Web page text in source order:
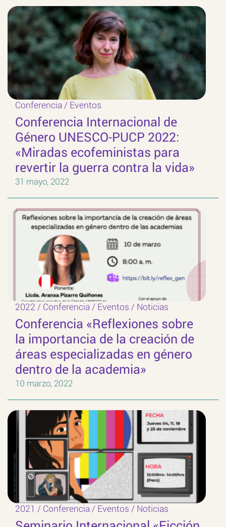
Conferencia/ Eventos
Conferencia Internacional de
Género UNESCO-PUCP 2022:
«Miradas ecofeministas para
revertir la guerra contra la vida»
31 mayo, 2022
2022 / Conferencia/ Eventos / Noticias
Conferencia «Reflexiones sobre
la importancia de la creación de
áreas especializadas en género
dentro de la academia»
10 marzo, 2022
2021 / Conferencia/ Eventos / Noticias